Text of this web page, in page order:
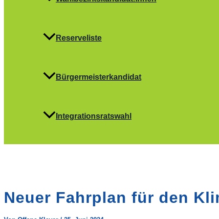
Reserveliste
Bürgermeisterkandidat
Integrationsratswahl
Neuer Fahrplan für den